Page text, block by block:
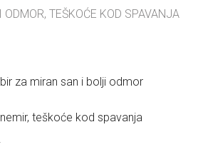
TEŠKOĆE KOD SPAVANJA
za miran san i bolji odmor
teškoće kod spavanja